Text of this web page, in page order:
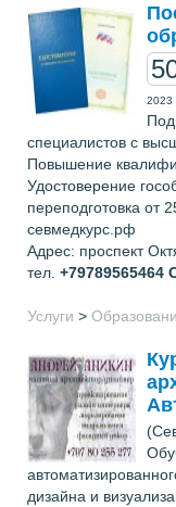
2023
специалистов с
Повышение
Удостоверение
переподготовка от
севмедкурс.рф
Адрес: проспект
тел. +79789565464
Услуги >
дизайна и